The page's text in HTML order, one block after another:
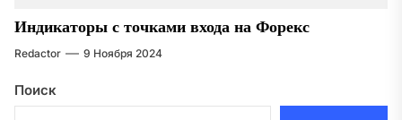
Индикаторы с точками входа на Форекс
Redactor 9 Ноября 2024
Поиск